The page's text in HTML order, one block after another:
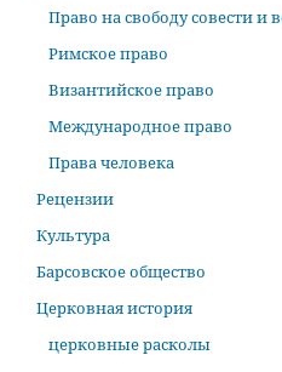
Право на свободу совести и
Римское право
Византийское право
Международное право
Права человека
Рецензии
Культура
Барсовское общество
Церковная история
церковные расколы